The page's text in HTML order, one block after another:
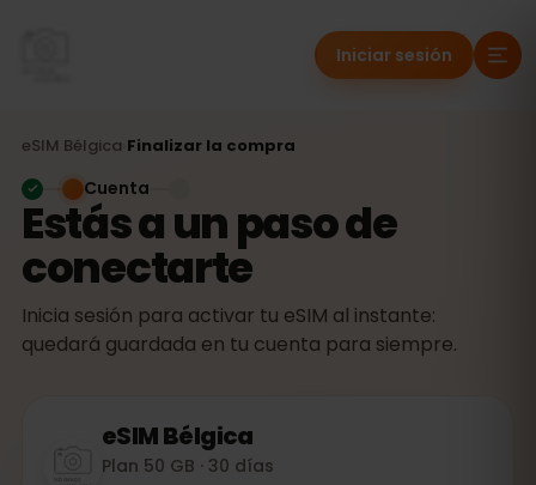
Iniciar sesión
eSIM Bélgica Finalizar la compra
Estás a un paso de
conectarte
Inicia sesión para activar tu eSIM al instante:
quedará guardada en tu cuenta para siempre.
Cuenta
eSIMBélgica
Plan 50 GB · 30 días